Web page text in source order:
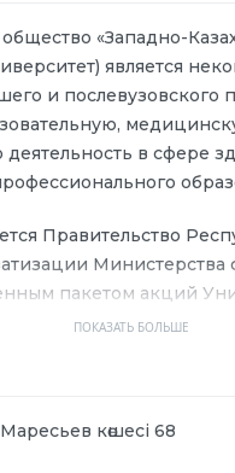
«Западно-
является
и послевузовского
в сфере
Правительство
пакетом акций
здравоохранения
путем создания
на
ПОКАЗАТЬ БОЛЬШЕ
көшесі 68